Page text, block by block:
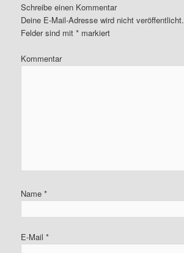
Schreibe einen Kommentar
Deine E-Mail-Adresse wird nicht veröffentlicht.
Felder sind mit* markiert
Kommentar
Name*
E-Mail*